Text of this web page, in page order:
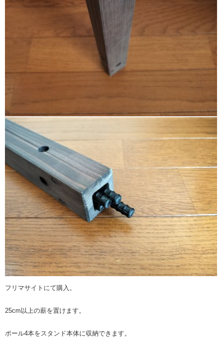
フリマサイトにて購入。
25cm以上の薪を置けます。
ポール4本をスタンド本体に収納できます。